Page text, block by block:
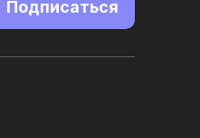
Подписаться